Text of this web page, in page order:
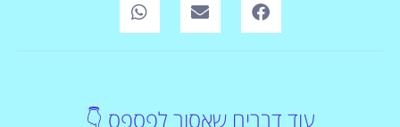
עוד דברים שאסור לפספס 👇